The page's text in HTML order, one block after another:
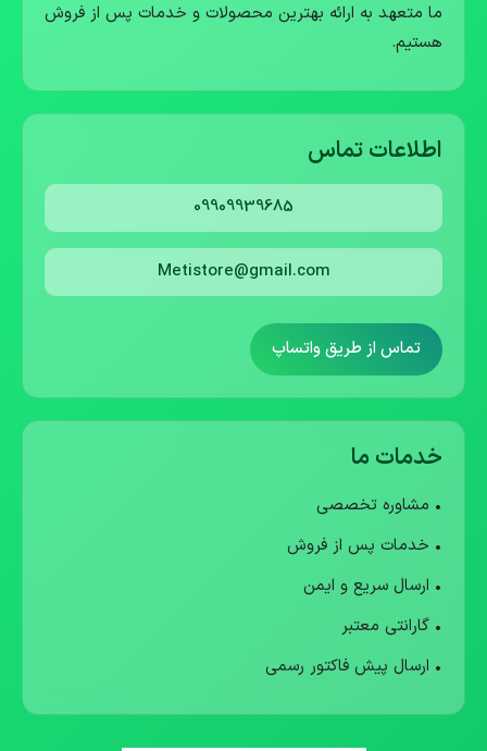
ما متعهد به ارائه بهترین محصولات و خدمات پس از فروش
هستیم.
اطلاعات تماس
09909939685
Metistore@gmail.com
تماس از طریق واتساپ
خدمات ما
• مشاوره تخصصی
• خدمات پس از فروش
• ارسال سریع و ایمن
• گارانتی معتبر
• ارسال پیش فاکتور رسمی